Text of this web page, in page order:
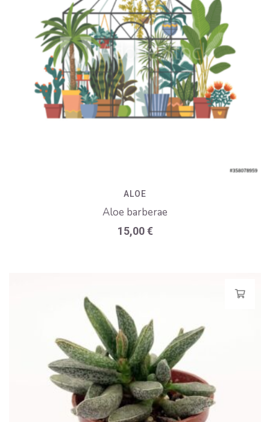
ALOE
Aloe barberae
15,00€